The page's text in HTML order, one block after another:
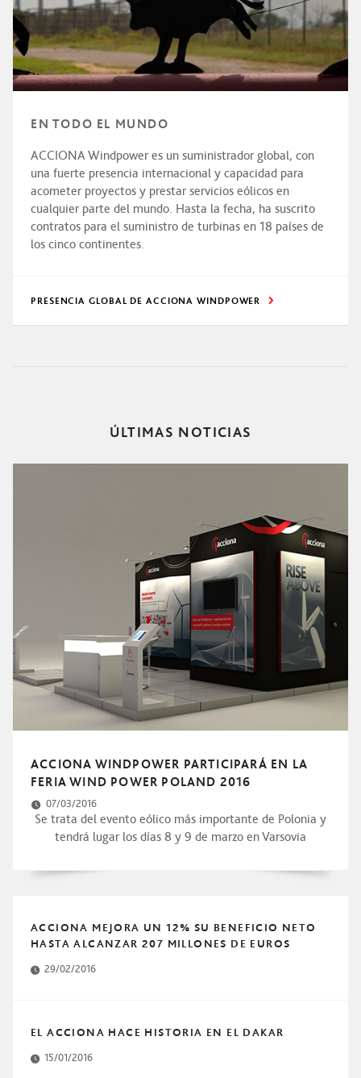
EN TODO EL MUNDO
ACCIONA Windpower es un suministrador global, con
una fuerte presencia internacional y capacidad para
acometer proyectos y prestar servicios eólicos en
cualquier parte del mundo. Hasta la fecha, ha suscrito
contratos para el suministro de turbinas en 18 países de
los cinco continentes.
PRESENCIA GLOBAL DE ACCIONA WINDPOWER
ÚLTIMAS NOTICIAS
ACCIONA WINDPOWER PARTICIPARÁ EN LA
FERIA WIND POWER POLAND 2016
07/03/2016
Se trata del evento eólico más importante de Polonia y
tendrá lugar los días 8 y 9 de marzo en Varsovia
ACCIONA MEJORA UN 12% SU BENEFICIO NETO
HASTA ALCANZAR 207 MILLONES DE EUROS
29/02/2016
EL ACCIONA HACE HISTORIA EN EL DAKAR
15/01/2016